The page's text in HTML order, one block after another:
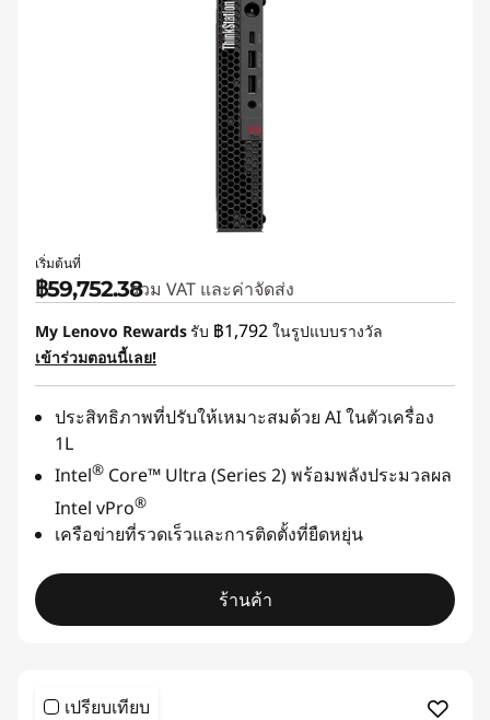
เริ่มต้นที่
฿59,752.38รวม VAT และค่าจัดส่ง
My Lenovo Rewardsรับ ฿1,792 ในรูปแบบรางวัล
เข้าร่วมตอนนี้เลย!
ประสิทธิภาพที่ปรับให้เหมาะสมด้วย AI ในตัวเครื่อง
1L
Intel® Core™ Ultra (Series 2) พร้อมพลังประมวลผล
Intel vPro®
เครือข่ายที่รวดเร็วและการติดตั้งที่ยืดหยุ่น
ร้านค้า
เปรียบเทียบ